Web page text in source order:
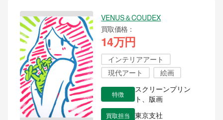
VENUS＆COUDEX
買取価格
14万円
インテリアアート
現代アート
絵画
特徴
スクリーンプリン
ト、版画
買取担当 東京支社